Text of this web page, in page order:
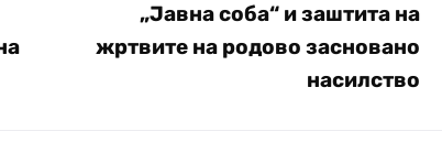
„Јавна соба“ и заштита на
жртвите на родово засновано
насилство